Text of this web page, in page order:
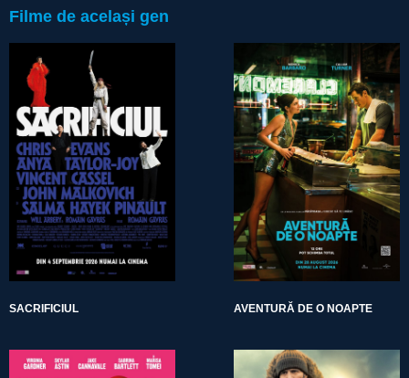
Filme de același gen
SACRIFICIUL AVENTURĂ DE O NOAPTE